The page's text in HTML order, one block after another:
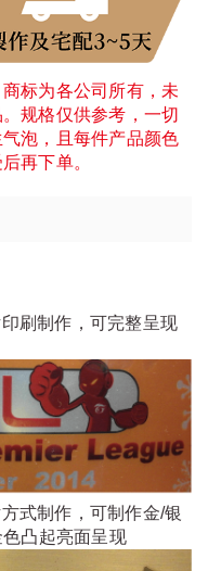
标为各公司所有，未
规格仅供参考，一切
泡，且每件产品颜色
再下单。
刷制作，可完整呈现
式制作，可制作金/银
凸起亮面呈现